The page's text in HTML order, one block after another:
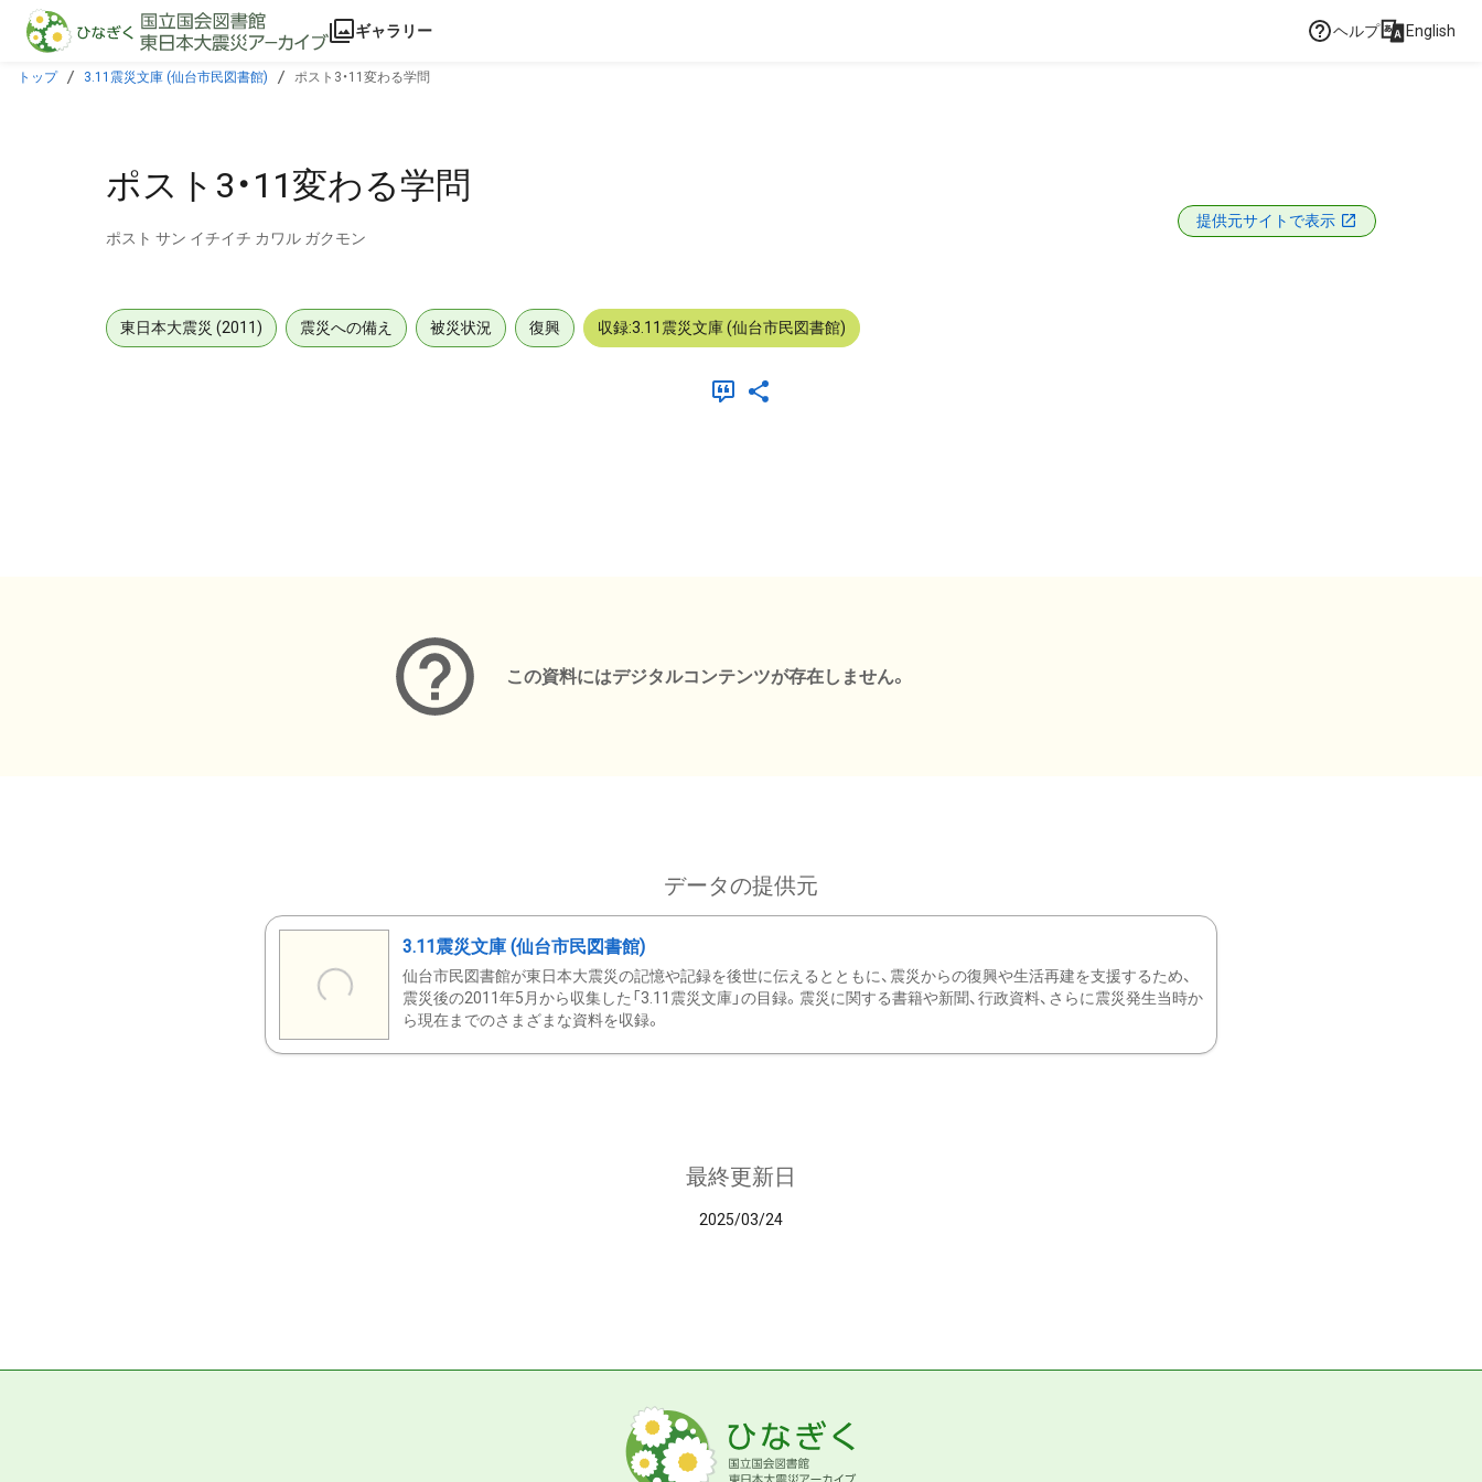
本文に飛ぶ
ギャラリー ヘルプ English
トップ 3.11震災文庫 (仙台市民図書館) ポスト3・11変わる学問
ポスト3・11変わる学問
ポスト サン イチイチ カワル ガクモン
提供元サイトで表示
東日本大震災 (2011) 震災への備え 被災状況 復興 収録:3.11震災文庫 (仙台市民図書館)
この資料にはデジタルコンテンツが存在しません。
データの提供元
3.11震災文庫 (仙台市民図書館)
仙台市民図書館が東日本大震災の記憶や記録を後世に伝えるとともに、震災からの復興や生活再建を支援するため、
震災後の2011年5月から収集した「3.11震災文庫」の目録。震災に関する書籍や新聞、行政資料、さらに震災発生当時か
ら現在までのさまざまな資料を収録。
最終更新日
2025/03/24